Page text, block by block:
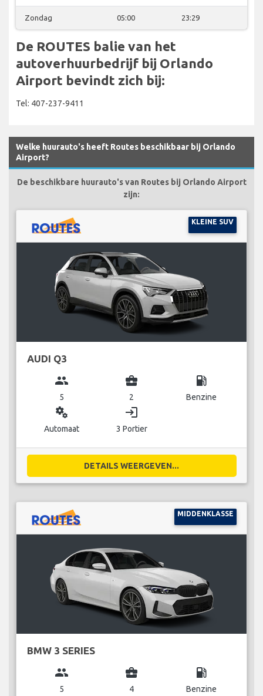
Zondag 05:00 23:29
De ROUTES balie van het
autoverhuurbedrijf bij Orlando
Airport bevindt zich bij:
Tel: 407-237-9411
Welke huurauto's heeft Routes beschikbaar bij Orlando
Airport?
De beschikbare huurauto's van Routes bij Orlando Airport
zijn:
KLEINE SUV
AUDI Q3
group
5
business_center
2
local_gas_station
Benzine
miscellaneous_services
Automaat
login
3 Portier
DETAILS WEERGEVEN...
MIDDENKLASSE
BMW 3 SERIES
group
5
business_center
4
local_gas_station
Benzine